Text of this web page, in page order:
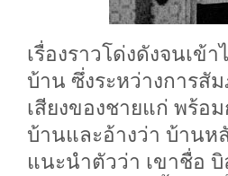
เรื่องราวโด่งดังจนเข้
บ้าน ซึ่งระหว่างการสั
เสียงของชายแก่ พร้อ
บ้านและอ้างว่า บ้านห
แนะนำตัวว่า เขาชื่อ